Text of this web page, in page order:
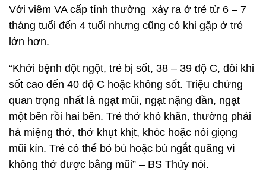
Với viêm VA cấp tính thường xảy ra ở trẻ từ 6 – 7
tháng tuổi đến 4 tuổi nhưng cũng có khi gặp ở trẻ
lớn hơn.
“Khởi bệnh đột ngột, trẻ bị sốt, 38 – 39 độ C, đôi khi
sốt cao đến 40 độ C hoặc không sốt. Triệu chứng
quan trọng nhất là ngạt mũi, ngạt nặng dần, ngạt
một bên rồi hai bên. Trẻ thở khó khăn, thường phải
há miệng thở, thở khụt khịt, khóc hoặc nói giọng
mũi kín. Trẻ có thể bỏ bú hoặc bú ngắt quãng vì
không thở được bằng mũi” – BS Thủy nói.